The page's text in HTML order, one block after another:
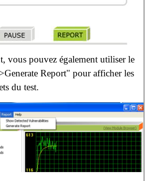
vous pouvez également utiliser le
Report" pour afficher les
du test.